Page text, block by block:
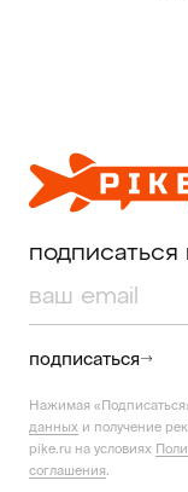
подписаться
подписаться
Нажимая
данных и получение
pike.ru на условиях
соглашения